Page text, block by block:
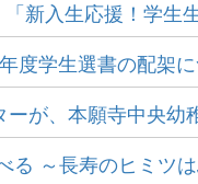
「新入生応援！学生
度学生選書の配架
ーが、本願寺中央
る ～長寿のヒミツ